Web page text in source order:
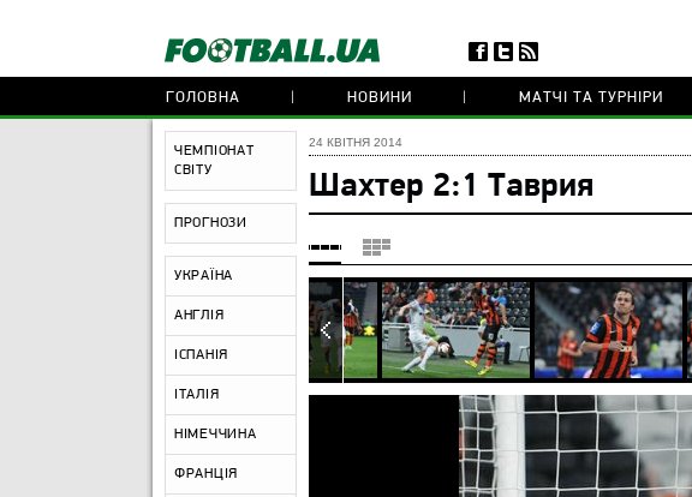
ГОЛОВНА НОВИНИ МАТЧІ ТА ТУРНІРИ
ЧЕМПІОНАТ
СВІТУ
ПРОГНОЗИ
УКРАЇНА
АНГЛІЯ
ІСПАНІЯ
ІТАЛІЯ
НІМЕЧЧИНА
ФРАНЦІЯ
24 КВІТНЯ 2014
Шахтер 2:1 Таврия